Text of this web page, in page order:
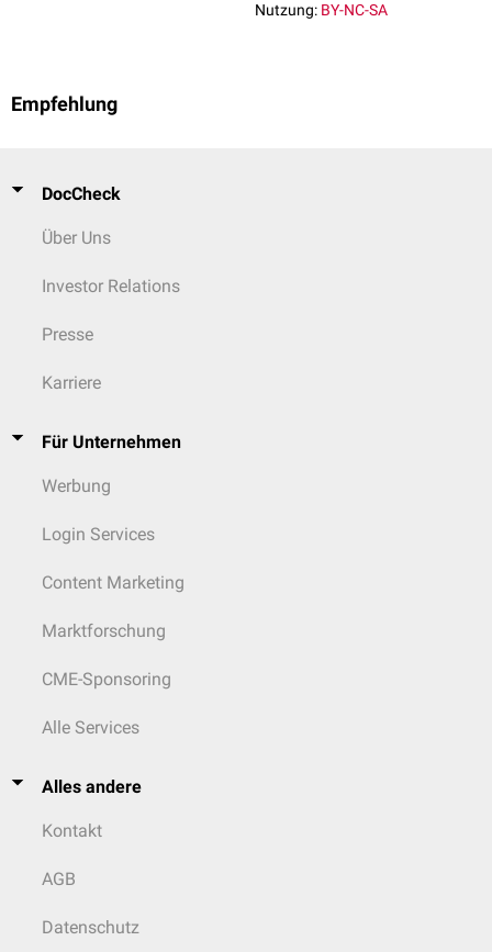
Musculus
spinalis
semispinalis
Musculi multifidi
Nutzung: BY-NC-SA
Empfehlung
DocCheck
Über Uns
Investor Relations
Presse
Karriere
Für Unternehmen
Werbung
Login Services
Content Marketing
Marktforschung
CME-Sponsoring
Alle Services
Alles andere
Kontakt
AGB
Datenschutz